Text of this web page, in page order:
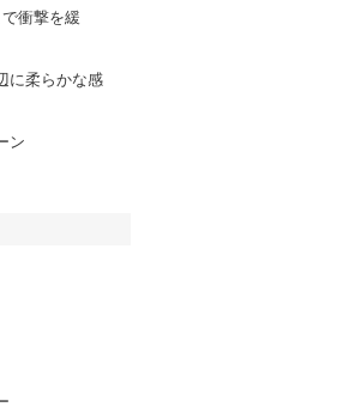
衝撃を緩
に柔らかな感
ン